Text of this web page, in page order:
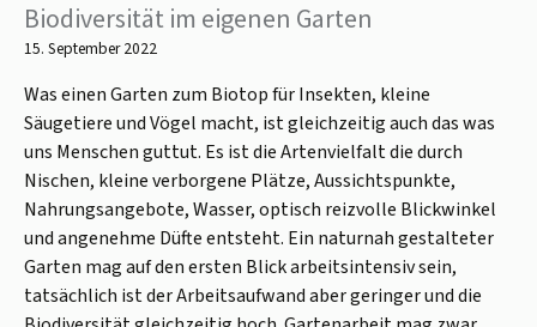
Biodiversität im eigenen Garten
15. September 2022
Was einen Garten zum Biotop für Insekten, kleine
Säugetiere und Vögel macht, ist gleichzeitig auch das was
uns Menschen guttut. Es ist die Artenvielfalt die durch
Nischen, kleine verborgene Plätze, Aussichtspunkte,
Nahrungsangebote, Wasser, optisch reizvolle Blickwinkel
und angenehme Düfte entsteht. Ein naturnah gestalteter
Garten mag auf den ersten Blick arbeitsintensiv sein,
tatsächlich ist der Arbeitsaufwand aber geringer und die